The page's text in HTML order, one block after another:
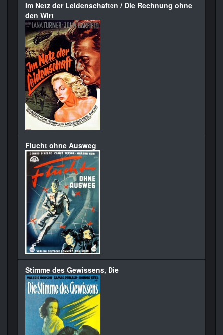
Im Netz der Leidenschaften / Die Rechnung ohne
den Wirt
Flucht ohne Ausweg
Stimme des Gewissens, Die